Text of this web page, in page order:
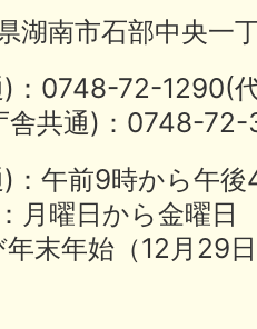
湖南市石部中央一
)：0748-72-
舎共通)：0748-
：午前9時から午
月曜日から金曜日
末年始（12月29